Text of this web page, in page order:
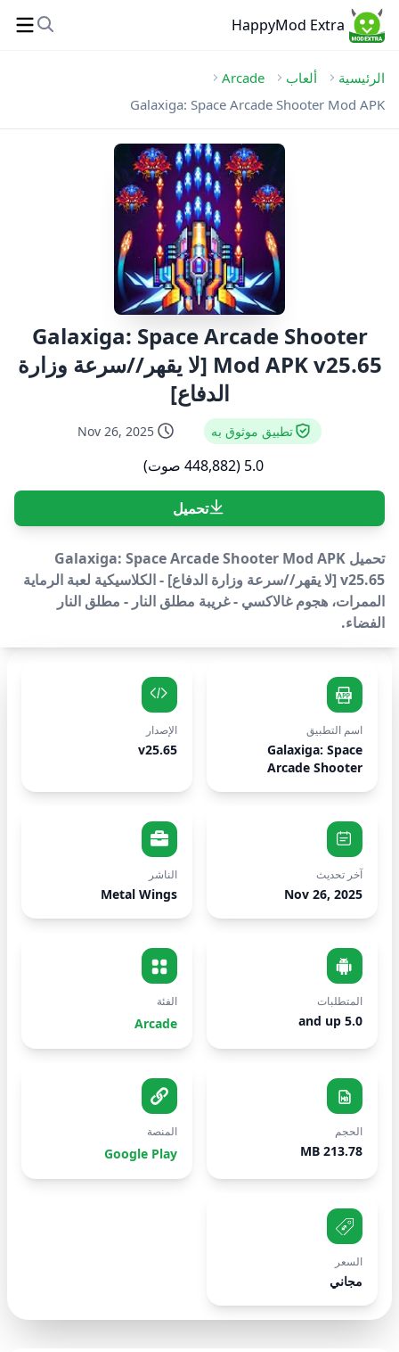
HappyMod Extra
الرئيسية ألعاب
Arcade
Galaxiga: Space Arcade Shooter Mod APK
Galaxiga: Space Arcade Shooter
Mod APK v25.65 [لا يقهر//سرعة وزارة
الدفاع]
تطبيق موثوق به Nov 26, 2025
5.0 (448,882 صوت)
تحميل
تحميل Galaxiga: Space Arcade Shooter Mod APK
v25.65 [لا يقهر//سرعة وزارة الدفاع] - الكلاسيكية لعبة الرماية
الممرات، هجوم غالاكسي - غريبة مطلق النار - مطلق النار
الفضاء.
اسم التطبيق
Galaxiga: Space
Arcade Shooter
الإصدار
v25.65
آخر تحديث
Nov 26, 2025
الناشر
Metal Wings
المتطلبات
5.0 and up
الفئة
Arcade
الحجم
213.78 MB
المنصة
Google Play
السعر
مجاني